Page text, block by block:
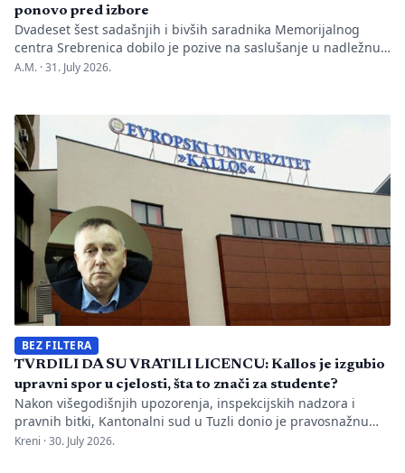
ponovo pred izbore
Dvadeset šest sadašnjih i bivših saradnika Memorijalnog
centra Srebrenica dobilo je pozive na saslušanje u nadležnu
policijsku stanicu po nalogu Okružnog javnog tužilaštva u
nakon predstavljanja godišnjeg Izvještaja o negiranju
genocida. Iz Memorijalnog centra upozoravaju da se
istovremeno pozivanje […]
A.M. ·31. July 2026.
BEZ FILTERA
TVRDILI DA SU VRATILI LICENCU: Kallos je izgubio
upravni spor u cjelosti, šta to znači za studente?
Nakon višegodišnjih upozorenja, inspekcijskih nadzora i
pravnih bitki, Kantonalni sud u Tuzli donio je pravosnažnu
presudu kojom se definitivno potvrđuje trajna zabrana rada
Kreni ·30. July 2026.